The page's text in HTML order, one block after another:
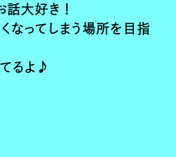
大好き！
なってしまう場所を目指
るよ♪